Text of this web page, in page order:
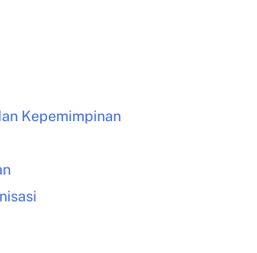
Kepemimpinan